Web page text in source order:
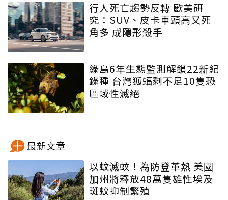
行人死亡趨勢反轉 歐美研
究：SUV、皮卡車頭高又死
角多 成隱形殺手
綠島6年生態監測解鎖22新紀
錄種 台灣狐蝠剩不足10隻恐
區域性滅絕
最新文章
以蚊滅蚊！為防登革熱 美國
加州將釋放48萬隻雄性埃及
斑蚊抑制繁殖